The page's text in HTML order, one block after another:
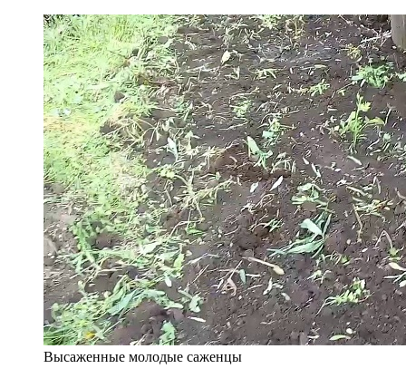
Высаженные молодые саженцы